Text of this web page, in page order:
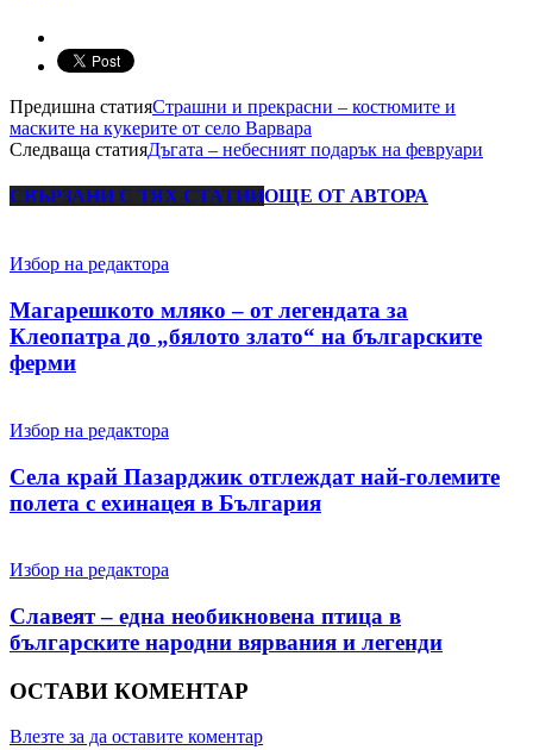
Предишна статияСтрашни и прекрасни – костюмите и
маските на кукерите от село Варвара
Следваща статияДъгата – небесният подарък на февруари
СВЪРЗАНИ С ТЯХ СТАТИИОЩЕ ОТ АВТОРА
Избор на редактора
Магарешкото мляко – от легендата за
Клеопатра до „бялото злато“ на българските
ферми
Избор на редактора
Села край Пазарджик отглеждат най-големите
полета с ехинацея в България
Избор на редактора
Славеят – една необикновена птица в
българските народни вярвания и легенди
ОСТАВИ КОМЕНТАР
Влезте за да оставите коментар